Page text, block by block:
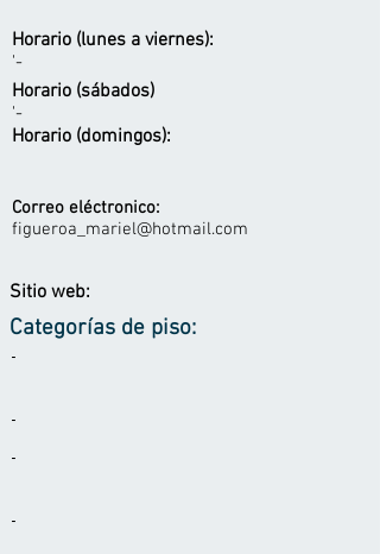
Horario (lunes a viernes):
'-
Horario (sábados)
'-
Horario (domingos):
Correo eléctronico:
figueroa_mariel@hotmail.com
Sitio web:
Categorías de piso:
-
-
-
-